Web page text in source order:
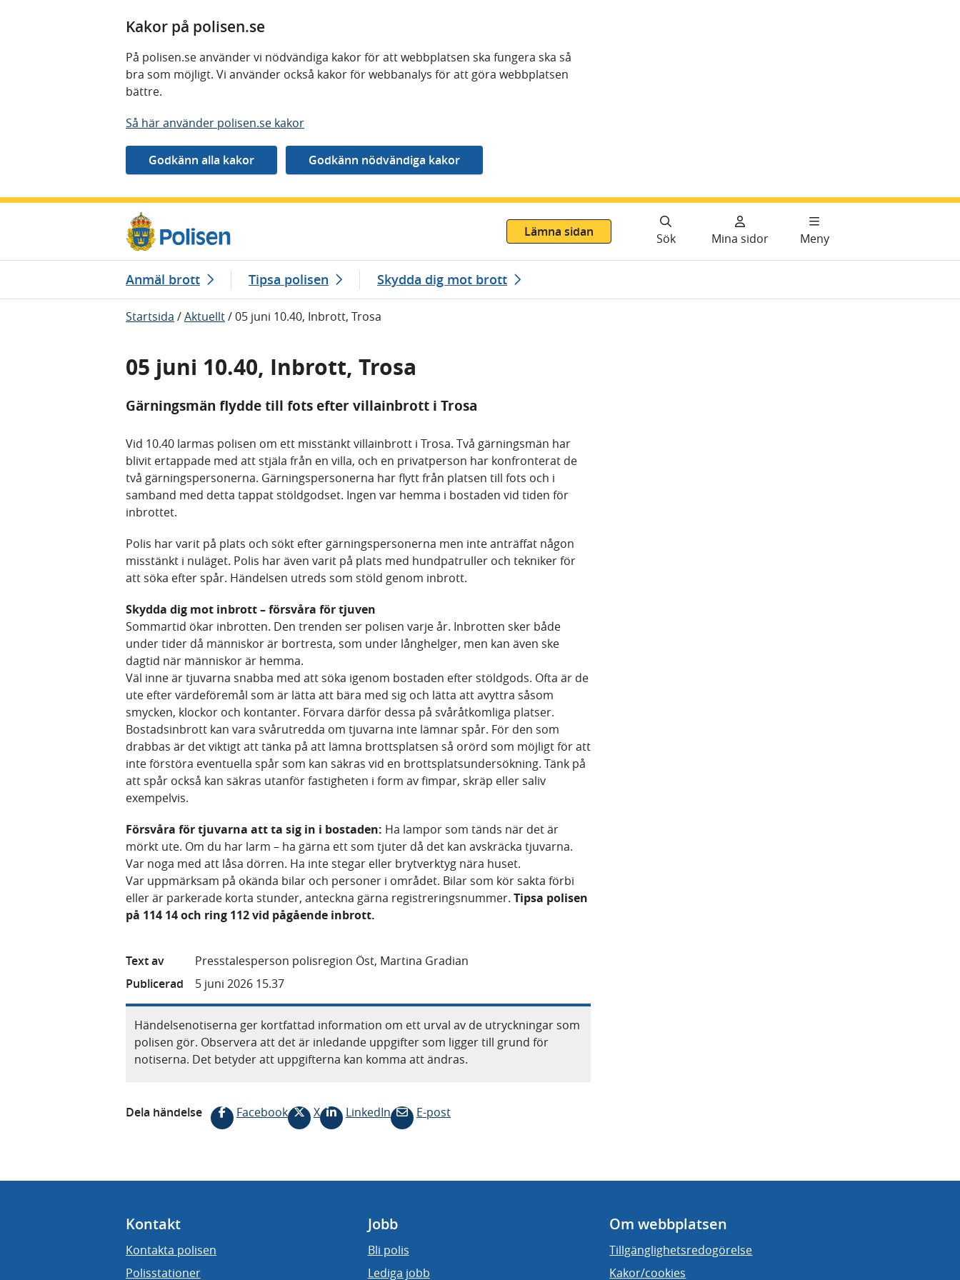
Kakor på polisen.se
På polisen.se använder vi nödvändiga kakor för att webbplatsen ska fungera ska så
bra som möjligt. Vi använder också kakor för webbanalys för att göra webbplatsen
bättre.
Så här använder polisen.se kakor
Lämna sidan
Sök Mina sidor Meny
Anmäl brott Tipsa polisen Skydda dig mot brott
Startsida /Aktuellt/05 juni 10.40, Inbrott, Trosa
05 juni 10.40, Inbrott, Trosa
Gärningsmän flydde till fots efter villainbrott i Trosa
Vid 10.40 larmas polisen om ett misstänkt villainbrott i Trosa. Två gärningsmän har
blivit ertappade med att stjäla från en villa, och en privatperson har konfronterat de
två gärningspersonerna. Gärningspersonerna har flytt från platsen till fots och i
samband med detta tappat stöldgodset. Ingen var hemma i bostaden vid tiden för
inbrottet.
Polis har varit på plats och sökt efter gärningspersonerna men inte anträffat någon
misstänkt i nuläget. Polis har även varit på plats med hundpatruller och tekniker för
att söka efter spår. Händelsen utreds som stöld genom inbrott.
Skydda dig mot inbrott – försvåra för tjuven
Sommartid ökar inbrotten. Den trenden ser polisen varje år. Inbrotten sker både
under tider då människor är bortresta, som under långhelger, men kan även ske
dagtid när människor är hemma.
Väl inne är tjuvarna snabba med att söka igenom bostaden efter stöldgods. Ofta är de
ute efter värdeföremål som är lätta att bära med sig och lätta att avyttra såsom
smycken, klockor och kontanter. Förvara därför dessa på svåråtkomliga platser.
Bostadsinbrott kan vara svårutredda om tjuvarna inte lämnar spår. För den som
drabbas är det viktigt att tänka på att lämna brottsplatsen så orörd som möjligt för att
inte förstöra eventuella spår som kan säkras vid en brottsplatsundersökning. Tänk på
att spår också kan säkras utanför fastigheten i form av fimpar, skräp eller saliv
exempelvis.
Försvåra för tjuvarna att ta sig in i bostaden: Ha lampor som tänds när det är
mörkt ute. Om du har larm – ha gärna ett som tjuter då det kan avskräcka tjuvarna.
Var noga med att låsa dörren. Ha inte stegar eller brytverktyg nära huset.
Var uppmärksam på okända bilar och personer i området. Bilar som kör sakta förbi
eller är parkerade korta stunder, anteckna gärna registreringsnummer. Tipsa polisen
på 114 14 och ring 112 vid pågående inbrott.
Text av
Presstalesperson polisregion Öst, Martina Gradian
Publicerad
5 juni 2026 15.37
Händelsenotiserna ger kortfattad information om ett urval av de utryckningar som
polisen gör. Observera att det är inledande uppgifter som ligger till grund för
notiserna. Det betyder att uppgifterna kan komma att ändras.
Dela händelse Facebook X LinkedIn E-post
Kontakt
Kontakta polisen
Polisstationer
Jobb
Bli polis
Lediga jobb
Om webbplatsen
Tillgänglighetsredogörelse
Kakor/cookies